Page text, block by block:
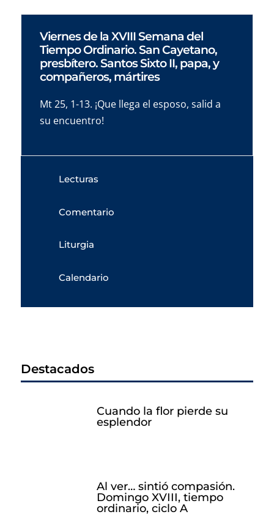
Viernes de la XVIII Semana del
Tiempo Ordinario. San Cayetano,
presbítero. Santos Sixto II, papa, y
compañeros, mártires
Mt 25, 1-13. ¡Que llega el esposo, salid a
su encuentro!
Lecturas
Comentario
Liturgia
Calendario
Destacados
Cuando la flor pierde su
esplendor
Al ver… sintió compasión.
Domingo XVIII, tiempo
ordinario, ciclo A